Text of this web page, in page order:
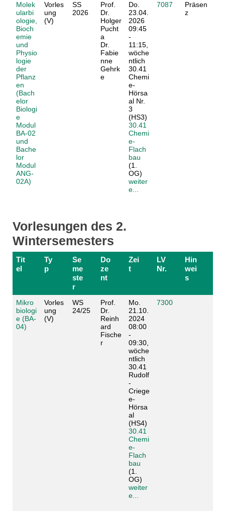
Molek
ularbi
ologie,
Bioch
emie
und
Physio
logie
der
Pflanz
en
(Bach
elor
Biologi
e
Modul
BA-02
und
Bache
lor
Modul
ANG-
02A)
Vorles
ung
(V)
SS
2026
Prof.
Dr.
Holger
Pucht
a
Dr.
Fabie
nne
Gehrk
e
Do.
23.04.
2026
09:45
-
11:15,
wöche
ntlich
30.41
Chemi
e-
Hörsa
al Nr.
3
(HS3)
30.41
Chemi
e-
Flach
bau
(1.
OG)
weiter
e...
7087
Präsen
z
Vorlesungen des 2.
Wintersemesters
Tit
el
Ty
p
Se
me
ste
r
Do
ze
nt
Zei
t
LV
Nr.
Hin
wei
s
Mikro
biologi
e (BA-
04)
Vorles
ung
(V)
WS
24/25
Prof.
Dr.
Reinh
ard
Fische
r
Mo.
21.10.
2024
08:00
-
09:30,
wöche
ntlich
30.41
Rudolf
-
Criege
e-
Hörsa
al
(HS4)
30.41
Chemi
e-
Flach
bau
(1.
OG)
weiter
e...
7300